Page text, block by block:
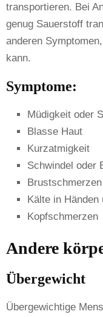
transportieren. Bei
genug Sauerstoff
anderen
kann.
Symptome:
Müdigkeit oder
Blasse Haut
Kurzatmigkeit
Schwindel oder
Brustschmerzen
Kälte in Händen
Kopfschmerzen
Andere
Übergewicht
Übergewichtige